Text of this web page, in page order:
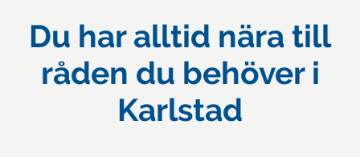
Du har alltid nära till
råden du behöver i
Karlstad